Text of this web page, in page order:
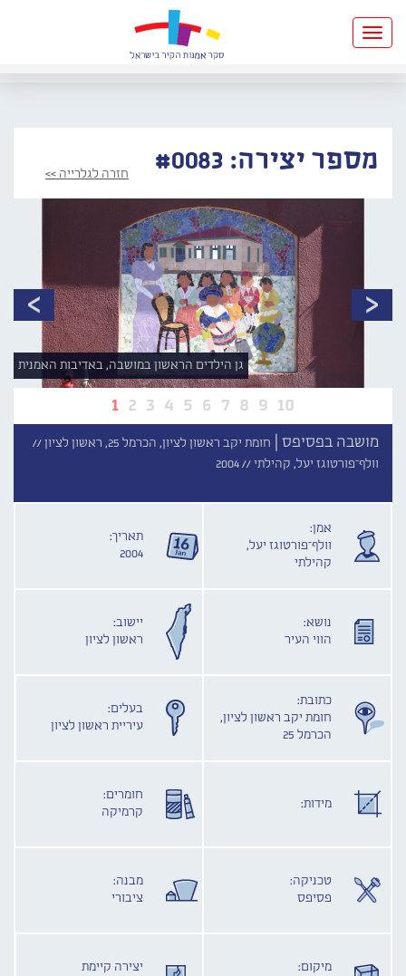
Toggle
navigation
מספר יצירה: #0083 חזרה לגלרייה >>
1 2 3 4 5 6 7 8 9 10
גן הילדים הראשון במושבה, באדיבות האמנית
מושבה בפסיפס |
חומת יקב ראשון לציון, הכרמל 25, ראשון לציון //
וולף־פורטוגז יעל, קהילתי //2004
אמן:
וולף־פורטוגז יעל,
קהילתי
תאריך:
2004
נושא:
הווי העיר
יישוב:
ראשון לציון
כתובת:
חומת יקב ראשון לציון,
הכרמל 25
בעלים:
עיריית ראשון לציון
מידות:
חומרים:
קרמיקה
טכניקה:
פסיפס
מבנה:
ציבורי
מיקום:
יצירה קיימת